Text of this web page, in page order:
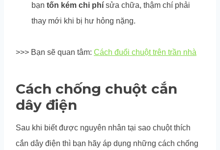
bạn tốn kém chi phí sửa chữa, thậm chí phải
thay mới khi bị hư hỏng nặng.
>>> Bạn sẽ quan tâm: Cách đuổi chuột trên trần nhà
Cách chống chuột cắn
dây điện
Sau khi biết được nguyên nhân tại sao chuột thích
cắn dây điện thì bạn hãy áp dụng những cách chống